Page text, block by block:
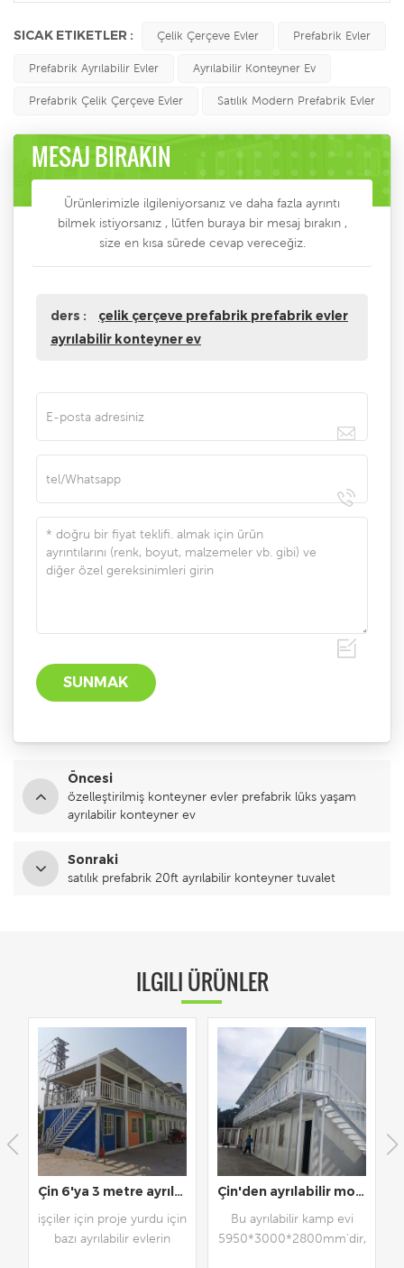
SICAK ETIKETLER : Çelik Çerçeve Evler Prefabrik Evler
Prefabrik Ayrılabilir Evler Ayrılabilir Konteyner Ev
Prefabrik Çelik Çerçeve Evler Satılık Modern Prefabrik Evler
MESAJ BIRAKIN
Ürünlerimizle ilgileniyorsanız ve daha fazla ayrıntı
bilmek istiyorsanız , lütfen buraya bir mesaj bırakın ,
size en kısa sürede cevap vereceğiz.
ders :
çelik çerçeve prefabrik prefabrik evler
ayrılabilir konteyner ev
Öncesi
özelleştirilmiş konteyner evler prefabrik lüks yaşam
ayrılabilir konteyner ev
Sonraki
satılık prefabrik 20ft ayrılabilir konteyner tuvalet
ILGILI ÜRÜNLER
Çin 6'ya 3 metre ayrılabilir çalışan için yurt evi
işçiler için proje yurdu için
bazı ayrılabilir evlerin
Çin'den ayrılabilir modüler konteyner kamp evi
Bu ayrılabilir kamp evi
5950*3000*2800mm'dir,